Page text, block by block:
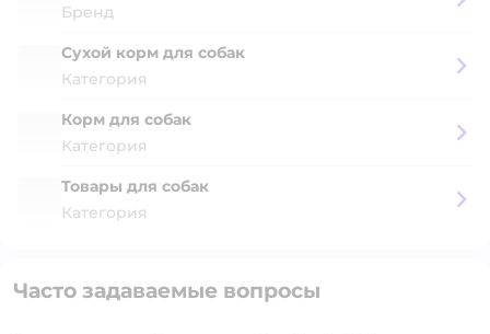
Бренд
Сухой корм для собак
Категория
Корм для собак
Категория
Товары для собак
Категория
Часто задаваемые вопросы